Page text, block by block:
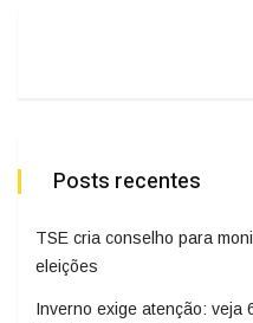
Posts recentes
TSE cria conselho para
eleições
Inverno exige atenção: veja